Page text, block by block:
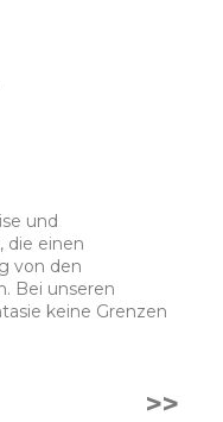
und
die einen
von den
Bei unseren
keine Grenzen
>>